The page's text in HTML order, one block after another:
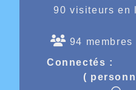
90 visiteurs en
94 membres
Connectés :
(